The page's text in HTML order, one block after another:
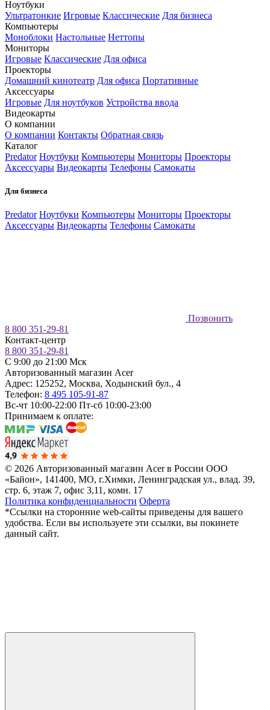
Ноутбуки
Ультратонкие Игровые Классические Для бизнеса
Компьютеры
Моноблоки Настольные Неттопы
Мониторы
Игровые Классические Для офиса
Проекторы
Домашний кинотеатр Для офиса Портативные
Аксессуары
Игровые Для ноутбуков Устройства ввода
Видеокарты
О компании
О компании Контакты Обратная связь
Каталог
Predator Ноутбуки Компьютеры Мониторы Проекторы
Аксессуары Видеокарты Телефоны Самокаты
Для бизнеса
Predator Ноутбуки Компьютеры Мониторы Проекторы
Аксессуары Видеокарты Телефоны Самокаты
Позвонить
8 800 351-29-81
Контакт-центр
8 800 351-29-81
C 9:00 до 21:00 Мск
Авторизованный магазин Acer
Адрес: 125252, Москва, Ходынский бул., 4
Телефон: 8 495 105-91-87
Вс-чт 10:00-22:00 Пт-сб 10:00-23:00
Принимаем к оплате:
© 2026 Авторизованный магазин Acer в России ООО
«Байон», 141400, МО, г.Химки, Ленинградская ул., влад. 39,
стр. 6, этаж 7, офис 3,11, комн. 17
Политика конфиденциальности Оферта
*Ссылки на сторонние web-сайты приведены для вашего
удобства. Если вы используете эти ссылки, вы покинете
данный сайт.